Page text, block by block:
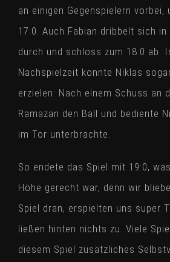
an einigen Gegenspielern vorbei,
17:0. Auch Fabian dribbelt sich in
durch und schloss zum 18:0 ab.
Nachspielzeit konnte Niklas
erzielen: Nach einem Schuss an
Ramazan den Ball und bediente
im Tor unterbrachte.
So endete das Spiel mit 19:0,
Höhe gerecht war, denn wir
Spiel dran, erspielten uns super
ließen hinten nichts zu. Viele
diesem Spiel zusätzliches